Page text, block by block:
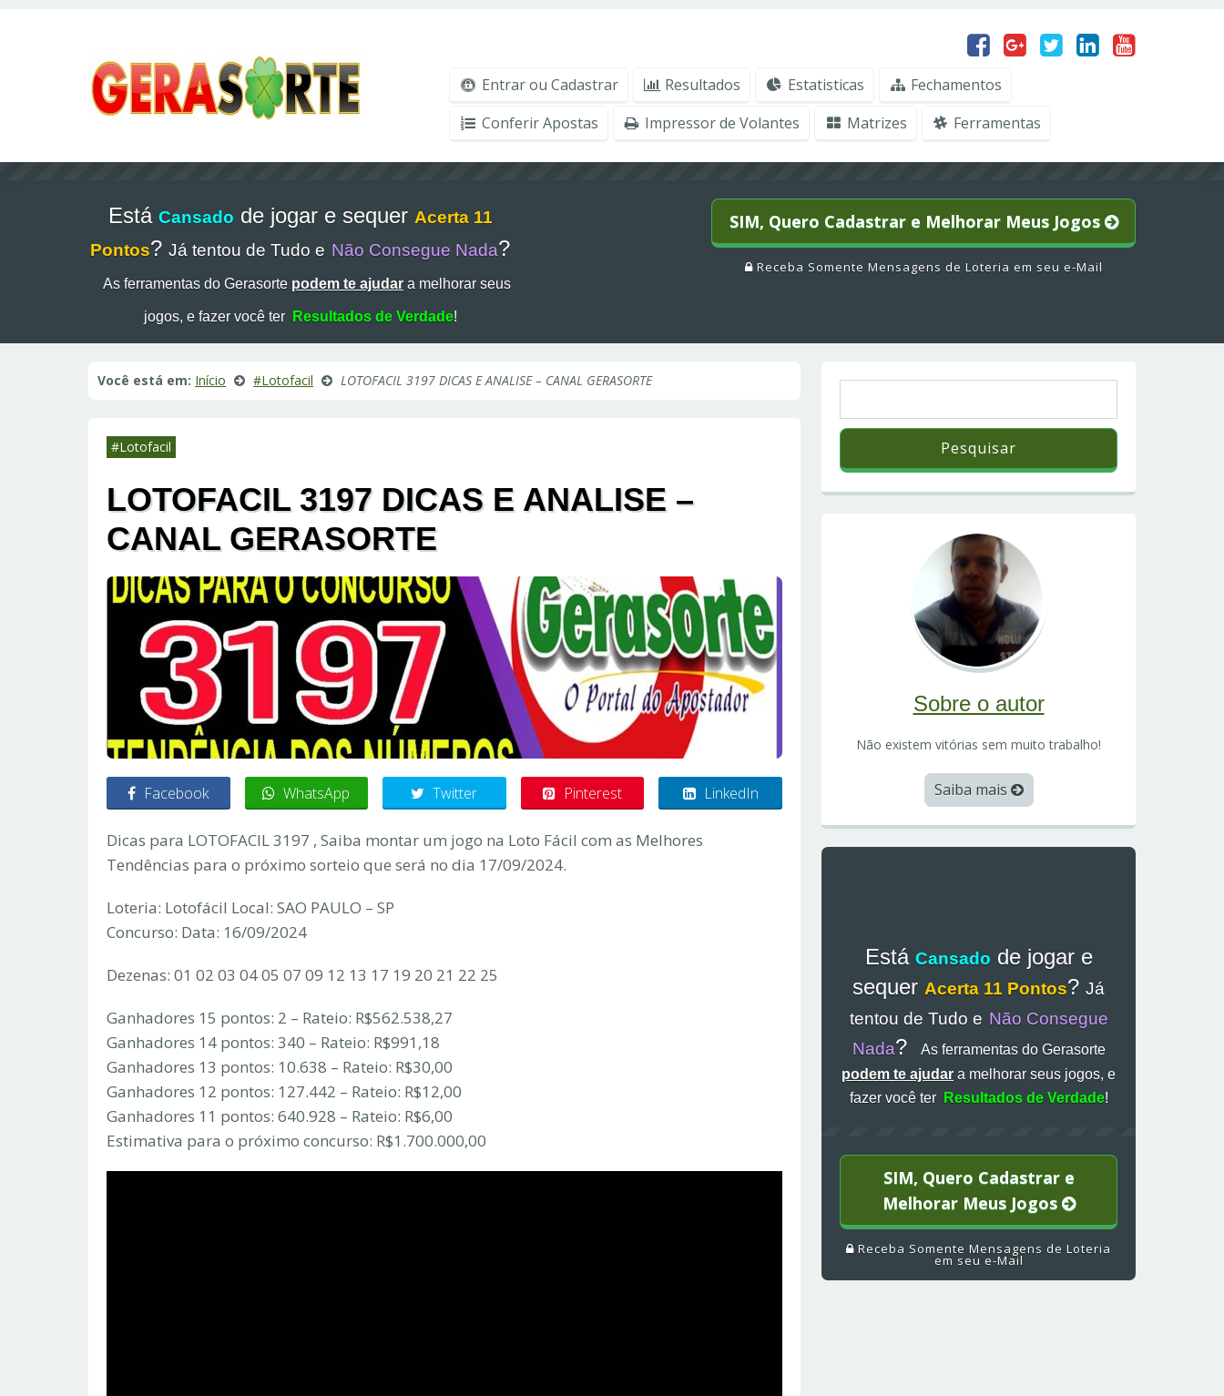
Entrar ou Cadastrar Resultados Estatisticas
Fechamentos
Conferir Apostas
Impressor de Volantes Matrizes Ferramentas
Está Cansado de jogar e sequer Acerta 11
Pontos?Já tentou de Tudo e Não Consegue Nada?
As ferramentas do Gerasorte podem te ajudara melhorar seus
jogos, e fazer você ter Resultados de Verdade!
SIM, Quero Cadastrar e Melhorar Meus Jogos
Receba Somente Mensagens de Loteria em seu e-Mail
Você está em: Início #Lotofacil LOTOFACIL 3197 DICAS E ANALISE – CANAL GERASORTE
#Lotofacil
LOTOFACIL 3197 DICAS E ANALISE –
CANAL GERASORTE
Facebook WhatsApp Twitter Pinterest LinkedIn
Dicas para LOTOFACIL 3197 , Saiba montar um jogo na Loto Fácil com as Melhores
Tendências para o próximo sorteio que será no dia 17/09/2024.
Loteria: Lotofácil Local: SAO PAULO – SP
Concurso: Data: 16/09/2024
Dezenas: 01 02 03 04 05 07 09 12 13 17 19 20 21 22 25
Ganhadores 15 pontos: 2 – Rateio: R$562.538,27
Ganhadores 14 pontos: 340 – Rateio: R$991,18
Ganhadores 13 pontos: 10.638 – Rateio: R$30,00
Ganhadores 12 pontos: 127.442 – Rateio: R$12,00
Ganhadores 11 pontos: 640.928 – Rateio: R$6,00
Estimativa para o próximo concurso: R$1.700.000,00
Sobre o autor
Não existem vitórias sem muito trabalho!
Saiba mais
Está Cansado de jogar e
sequer Acerta 11 Pontos? Já
tentou de Tudo e Não Consegue
Nada?
As ferramentas do Gerasorte
podem te ajudar a melhorar seus jogos, e
fazer você ter
Resultados de Verdade!
SIM, Quero Cadastrar e
Melhorar Meus Jogos
Receba Somente Mensagens de Loteria
em seu e-Mail